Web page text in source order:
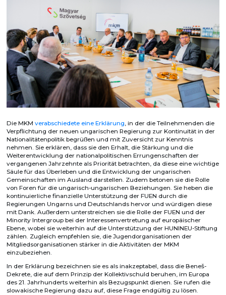
Die MKMverabschiedete eine Erklärung, in der die Teilnehmenden die
Verpflichtung der neuen ungarischen Regierung zur Kontinuität in der
Nationalitätenpolitik begrüßen und mit Zuversicht zur Kenntnis
nehmen. Sie erklären, dass sie den Erhalt, die Stärkung und die
Weiterentwicklung der nationalpolitischen Errungenschaften der
vergangenen Jahrzehnte als Priorität betrachten, da diese eine wichtige
Säule für das Überleben und die Entwicklung der ungarischen
Gemeinschaften im Ausland darstellen. Zudem betonen sie die Rolle
von Foren für die ungarisch-ungarischen Beziehungen. Sie heben die
kontinuierliche finanzielle Unterstützung der FUEN durch die
Regierungen Ungarns und Deutschlands hervor und würdigen diese
mit Dank. Außerdem unterstreichen sie die Rolle der FUEN und der
Minority Intergroup bei der Interessenvertretung auf europäischer
Ebene, wobei sie weiterhin auf die Unterstützung der HUNINEU-Stiftung
zählen. Zugleich empfehlen sie, die Jugendorganisationen der
Mitgliedsorganisationen stärker in die Aktivitäten der MKM
einzubeziehen.
In der Erklärung bezeichnen sie es als inakzeptabel, dass die Beneš-
Dekrete, die auf dem Prinzip der Kollektivschuld beruhen, im Europa
des 21. Jahrhunderts weiterhin als Bezugspunkt dienen. Sie rufen die
slowakische Regierung dazu auf, diese Frage endgültig zu lösen.